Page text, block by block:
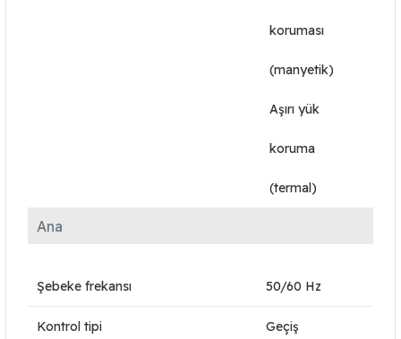
Ana
koruması
(manyetik)
Aşırı yük
koruma
(termal)
Şebeke frekansı 50/60 Hz
Kontrol tipi Geçiş